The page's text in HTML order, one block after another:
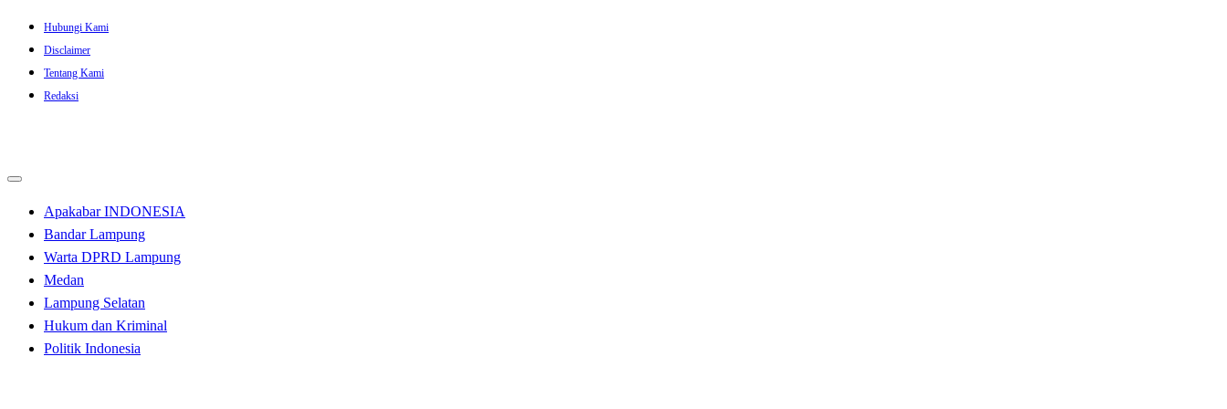
Skip
content
Hubungi Kami
Disclaimer
Tentang Kami
Redaksi
Apakabar INDONESIA
Bandar Lampung
Warta DPRD Lampung
Medan
Lampung Selatan
Hukum dan Kriminal
Politik Indonesia